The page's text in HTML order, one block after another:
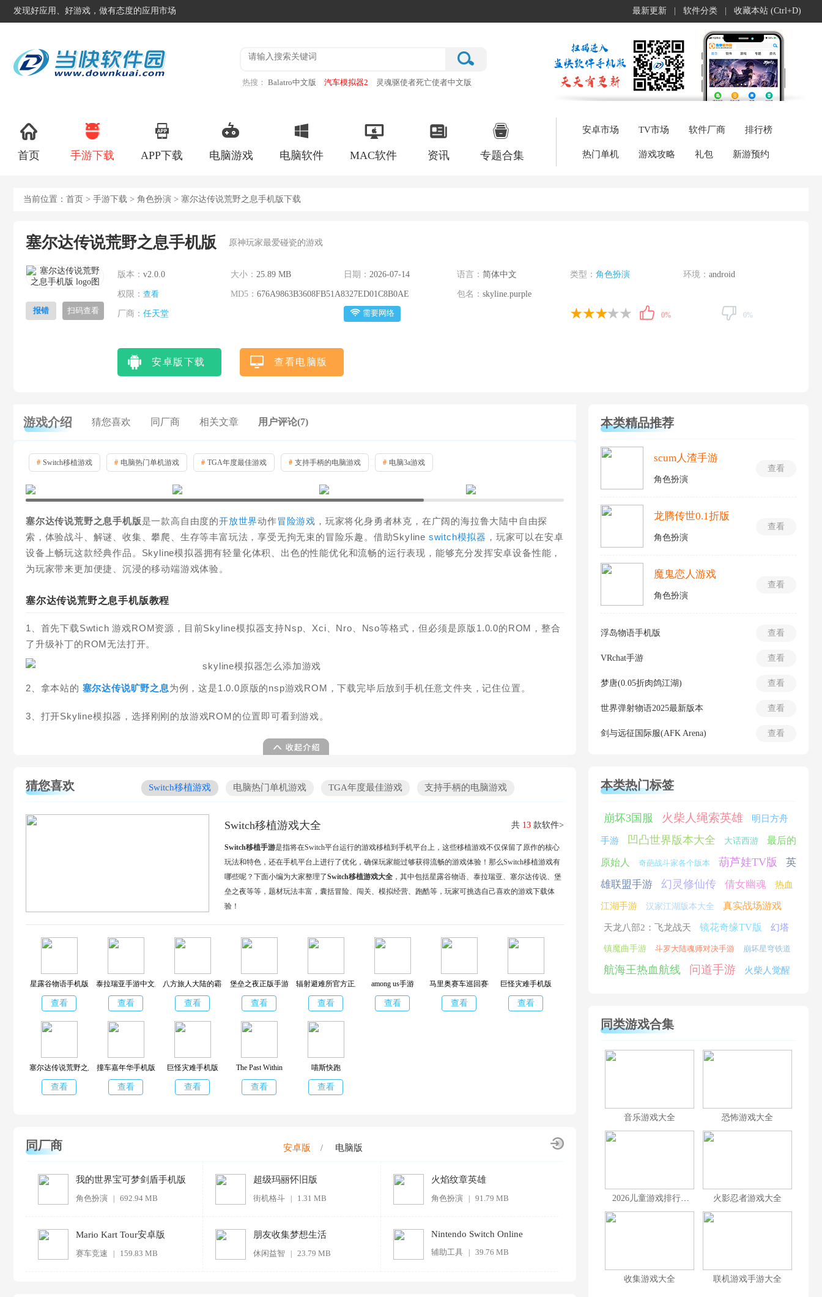
发现好应用、好游戏，做有态度的应用市场 最新更新 软件分类 收藏本站 (Ctrl+D)
热搜： Balatro中文版 汽车模拟器2
灵魂驱使者死亡使者中文版
首页 手游下载 APP下载 电脑游戏 电脑软件 MAC软件 资讯 专题合集
安卓市场 TV市场 软件厂商 排行榜
热门单机 游戏攻略 礼包 新游预约
当前位置： 首页 > 手游下载 > 角色扮演 > 塞尔达传说荒野之息手机版下载
塞尔达传说荒野之息手机版 原神玩家最爱碰瓷的游戏
报错 扫码查看
版本： v2.0.0 大小： 25.89 MB 日期： 2026-07-14 语言： 简体中文 类型： 角色扮演 环境： android
权限： 查看 MD5： 676A9863B3608FB51A8327ED01C8B0AE 包名： skyline.purple
厂商： 任天堂 需要网络 0% 0%
安卓版下载 查看电脑版
游戏介绍 猜您喜欢 同厂商 相关文章 用户评论(7)
# Switch移植游戏 # 电脑热门单机游戏 # TGA年度最佳游戏 # 支持手柄的电脑游戏 # 电脑3a游戏
塞尔达传说荒野之息手机版是一款高自由度的开放世界动作冒险游戏 ，玩家将化身勇者林克，在广阔的海拉鲁大陆中自由探
索，体验战斗、解谜、收集、攀爬、生存等丰富玩法，享受无拘无束的冒险乐趣。借助Skyline switch模拟器 ，玩家可以在安卓
设备上畅玩这款经典作品。Skyline模拟器拥有轻量化体积、出色的性能优化和流畅的运行表现，能够充分发挥安卓设备性能，
为玩家带来更加便捷、沉浸的移动端游戏体验。
塞尔达传说荒野之息手机版教程
1、首先下载Swtich 游戏ROM资源，目前Skyline模拟器支持Nsp、Xci、Nro、Nso等格式，但必须是原版1.0.0的ROM，整合
了升级补丁的ROM无法打开。
2、拿本站的 塞尔达传说旷野之息为例，这是1.0.0原版的nsp游戏ROM，下载完毕后放到手机任意文件夹，记住位置。
3、打开Skyline模拟器，选择刚刚的放游戏ROM的位置即可看到游戏。
猜您喜欢 Switch移植游戏 电脑热门单机游戏 TGA年度最佳游戏 支持手柄的电脑游戏
Switch移植游戏大全 共 13 款软件>
Switch移植手游是指将在Switch平台运行的游戏移植到手机平台上，这些移植游戏不仅保留了原作的核心
玩法和特色，还在手机平台上进行了优化，确保玩家能过够获得流畅的游戏体验！那么Switch移植游戏有
哪些呢？下面小编为大家整理了Switch移植游戏大全 ，其中包括星露谷物语、泰拉瑞亚、塞尔达传说、堡
垒之夜等等，题材玩法丰富，囊括冒险、闯关、模拟经营、跑酷等，玩家可挑选自己喜欢的游戏下载体
验！
星露谷物语手机版
查看
泰拉瑞亚手游中文版
查看
八方旅人大陆的霸者台服
查看
堡垒之夜正版手游
查看
辐射避难所官方正版
查看
among us手游
查看
马里奥赛车巡回赛手机版
查看
巨怪灾难手机版
查看
塞尔达传说荒野之息手机版
查看
撞车嘉年华手机版
查看
巨怪灾难手机版
查看
The Past Within
查看
喵斯快跑
查看
同厂商 安卓版 / 电脑版
我的世界宝可梦剑盾手机版
角色扮演 | 692.94 MB
超级玛丽怀旧版
街机格斗 | 1.31 MB
火焰纹章英雄
角色扮演 | 91.79 MB
Mario Kart Tour安卓版
赛车竞速 | 159.83 MB
朋友收集梦想生活
休闲益智 | 23.79 MB
Nintendo Switch Online
辅助工具 | 39.76 MB
本类精品推荐
查看
scum人渣手游
角色扮演
查看
龙腾传世0.1折版
角色扮演
查看
魔鬼恋人游戏
角色扮演
查看
浮岛物语手机版
查看
VRchat手游
查看
梦唐(0.05折肉鸽江湖)
查看
世界弹射物语2025最新版本
查看
剑与远征国际服(AFK Arena)
本类热门标签
崩坏3国服 火柴人绳索英雄 明日方舟
手游 凹凸世界版本大全 大话西游 最后的
原始人 奇葩战斗家各个版本 葫芦娃TV版
英
雄联盟手游
幻灵修仙传 倩女幽魂 热血
江湖手游 汉家江湖版本大全 真实战场游戏
天龙八部2：飞龙战天 镜花奇缘TV版 幻塔
镇魔曲手游 斗罗大陆魂师对决手游 崩坏星穹铁道
航海王热血航线 问道手游 火柴人觉醒
同类游戏合集
音乐游戏大全 恐怖游戏大全
2026儿童游戏排行榜前十名 火影忍者游戏大全
收集游戏大全 联机游戏手游大全